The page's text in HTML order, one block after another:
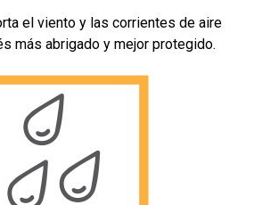
el viento y las corrientes de aire
más abrigado y mejor protegido.